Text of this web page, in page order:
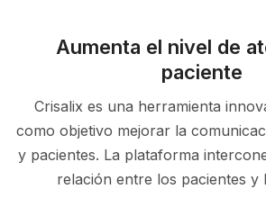
Aumenta el nivel de
paciente
Crisalix es una herramienta
como objetivo mejorar la
y pacientes. La plataforma
relación entre los pacientes y